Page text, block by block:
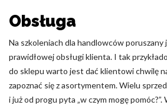
Obsługa
Na szkoleniach dla handlowców
prawidłowej obsługi klienta. I tak
do sklepu warto jest dać klientowi chwilę
zapoznać się z asortymentem. Wielu
i już od progu pyta „w czym mogę